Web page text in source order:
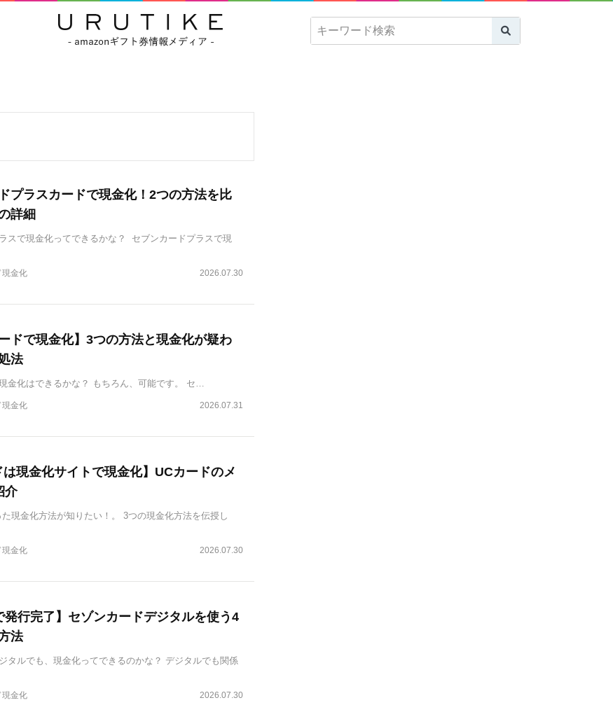
プラスカードで現金化！2つの方法を比
詳細
スで現金化ってできるかな？ セブンカードプラスで現
2026.07.30
現金化
ドで現金化】3つの方法と現金化が疑わ
法
金化はできるかな？ もちろん、可能です。 セ…
2026.07.31
現金化
は現金化サイトで現金化】UCカードのメ
介
現金化方法が知りたい！。 3つの現金化方法を伝授し
2026.07.30
現金化
発行完了】セゾンカードデジタルを使う4
法
タルでも、現金化ってできるのかな？ デジタルでも関係
2026.07.30
現金化